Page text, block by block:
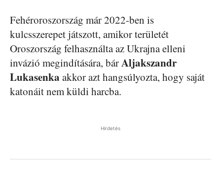
Fehéroroszország már 2022-ben is
kulcsszerepet játszott, amikor területét
Oroszország felhasználta az Ukrajna elleni
invázió megindítására, bárAljakszandr
Lukasenka akkor azt hangsúlyozta, hogy saját
katonáit nem küldi harcba.
Hirdetés